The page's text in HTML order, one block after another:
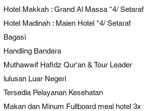
memulai lembaran kehidupan yang
baru dengan penuh keberkahan.
Semoga setiap langkah di Tanah Suci
menjadi ikhtiar terbaik untuk meraih
ridha Allah SWT.
Hisar Global Indonesia berkomitmen
menghadirkan perjalanan umroh yang
nyaman, aman, dan berkesan, sehingga
Hotel Makkah : Grand Al Massa *4/ Setaraf
Hotel Madinah : Maien Hotel *4/ Setaraf
Bagasi
Handling Bandara
Muthawwif Hafidz Qur'an & Tour Leader
lulusan Luar Negeri
Tersedia Pelayanan Kesehatan
Makan dan Minum Fullboard meal hotel 3x